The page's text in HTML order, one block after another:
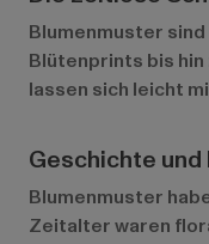
Blumenmuster
Blütenprints bis hin
lassen sich leicht
Geschichte
Blumenmuster
Zeitalter waren